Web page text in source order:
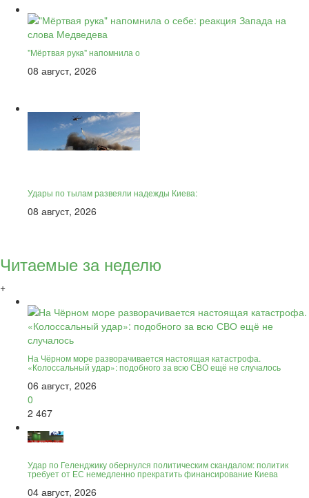
"Мёртвая рука" напомнила о
08 август, 2026
Удары по тылам развеяли надежды Киева:
08 август, 2026
Читаемые за неделю
+
На Чёрном море разворачивается настоящая катастрофа.
«Колоссальный удар»: подобного за всю СВО ещё не случалось
06 август, 2026
0
2 467
Удар по Геленджику обернулся политическим скандалом: политик
требует от ЕС немедленно прекратить финансирование Киева
04 август, 2026